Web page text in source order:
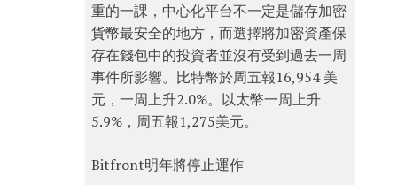
重的一課，中心化平台不一定是儲存加密
貨幣最安全的地方，而選擇將加密資產保
存在錢包中的投資者並沒有受到過去一周
事件所影響。比特幣於周五報16,954 美
元，一周上升2.0%。以太幣一周上升
5.9%，周五報1,275美元。
Bitfront明年將停止運作